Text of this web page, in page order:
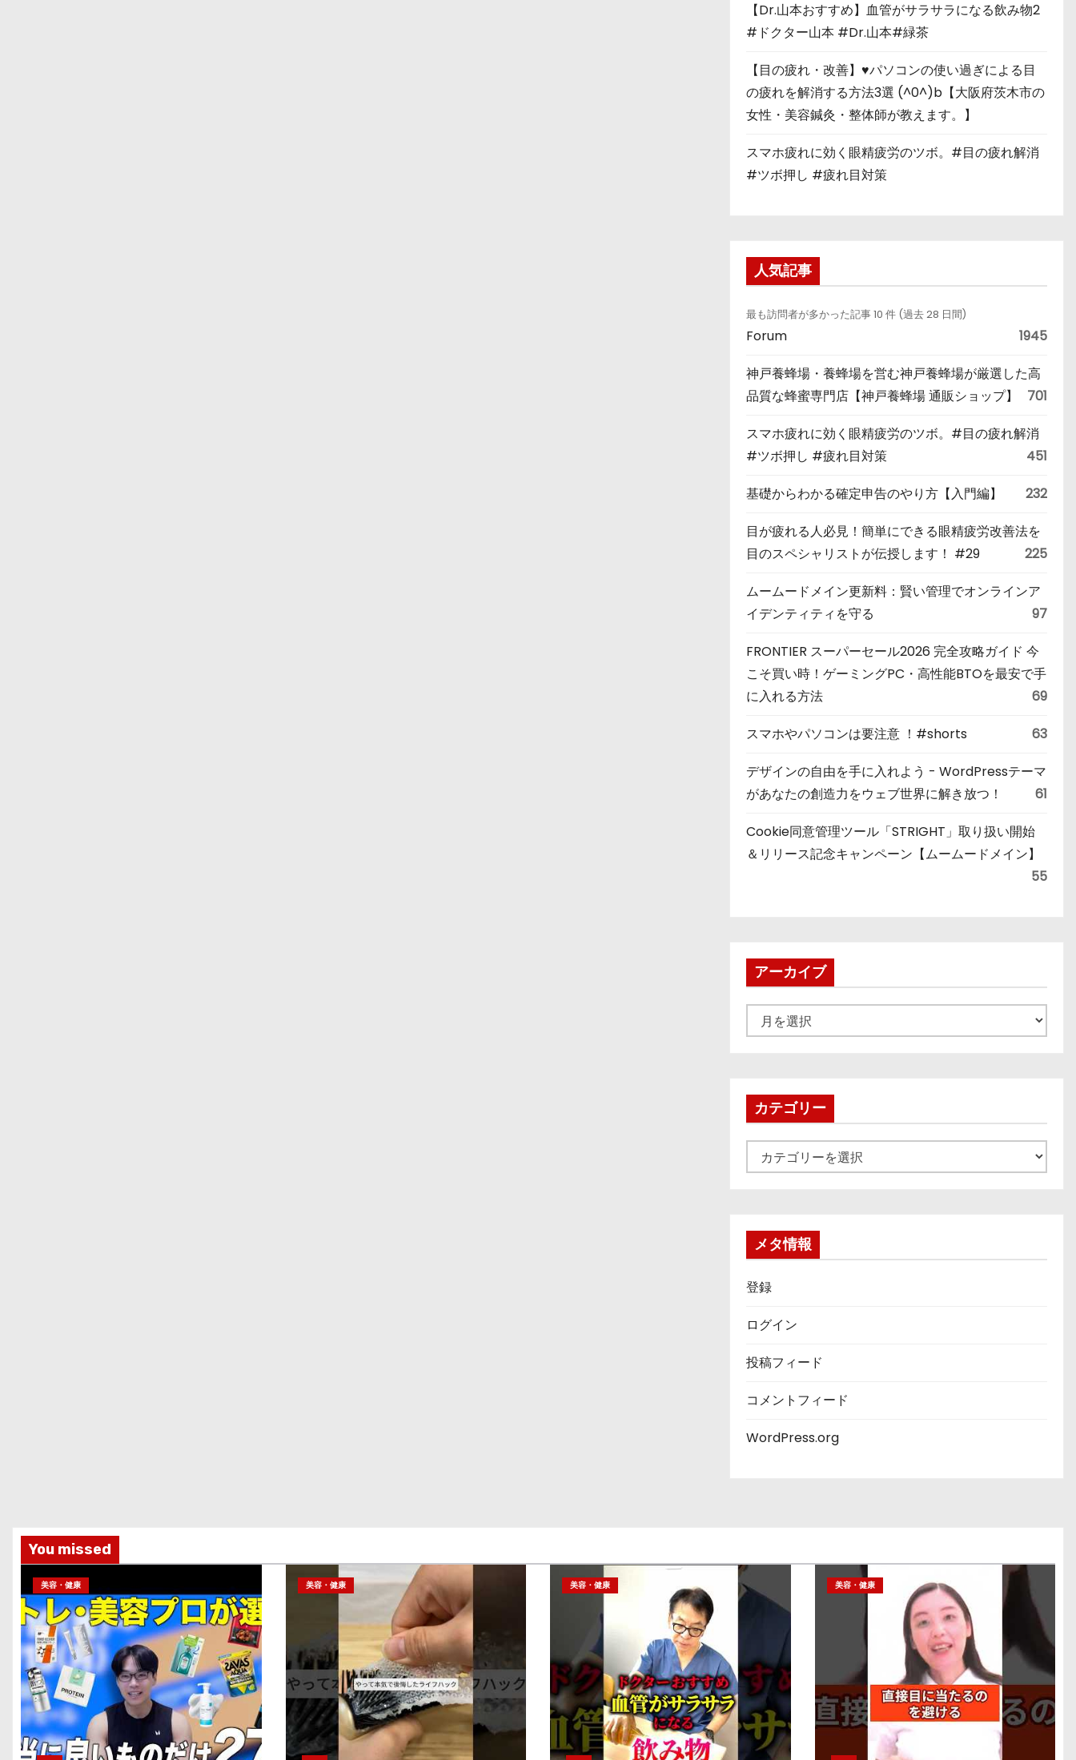
【Dr.山本おすすめ】血管がサラサラになる飲み物2
#ドクター山本 #Dr.山本#緑茶
【目の疲れ・改善】♥パソコンの使い過ぎによる目
の疲れを解消する方法3選 (^0^)b【大阪府茨木市の
女性・美容鍼灸・整体師が教えます。】
スマホ疲れに効く眼精疲労のツボ。#目の疲れ解消
#ツボ押し #疲れ目対策
人気記事
最も訪問者が多かった記事 10 件 (過去 28 日間)
Forum 1945
神戸養蜂場・養蜂場を営む神戸養蜂場が厳選した高
品質な蜂蜜専門店【神戸養蜂場 通販ショップ】
701
スマホ疲れに効く眼精疲労のツボ。#目の疲れ解消
#ツボ押し #疲れ目対策
451
基礎からわかる確定申告のやり方【入門編】 232
目が疲れる人必見！簡単にできる眼精疲労改善法を
目のスペシャリストが伝授します！ #29
225
ムームードメイン更新料：賢い管理でオンラインア
イデンティティを守る
97
FRONTIER スーパーセール2026 完全攻略ガイド 今
こそ買い時！ゲーミングPC・高性能BTOを最安で手
に入れる方法
69
スマホやパソコンは要注意 ！#shorts 63
デザインの自由を手に入れよう - WordPressテーマ
があなたの創造力をウェブ世界に解き放つ！
61
Cookie同意管理ツール「STRIGHT」取り扱い開始
＆リリース記念キャンペーン【ムームードメイン】
55
アーカイブ
ー
ブカテゴリー
テ
メタ情報
登録
ログイン
投稿フィード
コメントフィード
WordPress.org
You missed
美容・健康 美容・健康 美容・健康 美容・健康